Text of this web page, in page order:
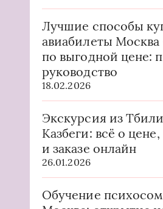
Лучшие способы
авиабилеты
по выгодной цене:
руководство
18.02.2026
Экскурсия из
Казбеги: всё о
и заказе онлайн
26.01.2026
Обучение